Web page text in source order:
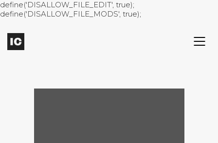
define('DISALLOW_FILE_EDIT', true);
define('DISALLOW_FILE_MODS', true);